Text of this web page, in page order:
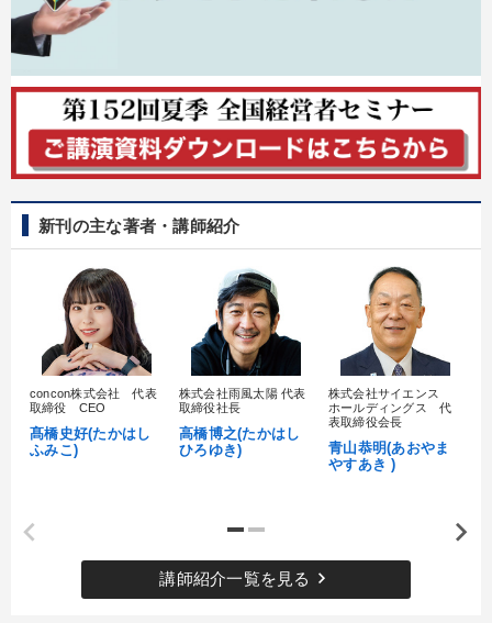
新刊の主な著者・講師紹介
concon株式会社 代表
取締役 CEO
髙橋史好(たかはし
ふみこ)
株式会社雨風太陽 代表
取締役社長
高橋博之(たかはし
ひろゆき)
株式会社サイエンス
ホールディングス 代
表取締役会長
青山恭明(あおやま
やすあき )
講師紹介一覧を見る keyboard_arrow_right